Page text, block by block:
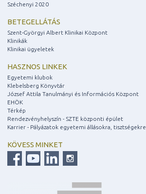
Széchenyi 2020
BETEGELLÁTÁS
Szent-Györgyi Albert Klinikai Központ
Klinikák
Klinikai ügyeletek
HASZNOS LINKEK
Egyetemi klubok
Klebelsberg Könyvtár
József Attila Tanulmányi és Információs Központ
EHÖK
Térkép
Rendezvényhelyszín - SZTE központi épület
Karrier - Pályázatok egyetemi állásokra, tisztségekre
KÖVESS MINKET